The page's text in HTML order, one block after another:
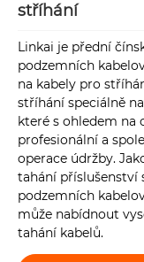
stříhání
Linkai je přední
podzemních
na kabely pro
stříhání speciálně
které s ohledem na
profesionální a
operace údržby.
tahání
podzemních
může nabídnout
tahání kabelů.